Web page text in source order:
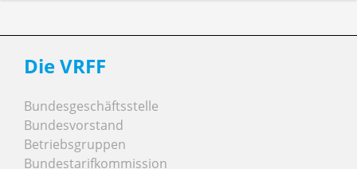
Die VRFF
Bundesgeschäftsstelle
Bundesvorstand
Betriebsgruppen
Bundestarifkommission